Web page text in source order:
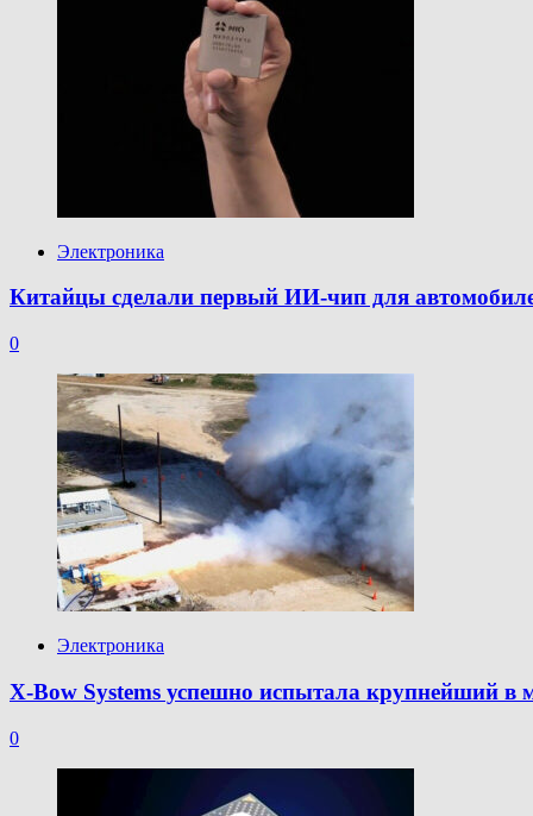
Электроника
Китайцы сделали первый ИИ-чип для
0
Электроника
X-Bow Systems успешно испытала крупнейший в
0